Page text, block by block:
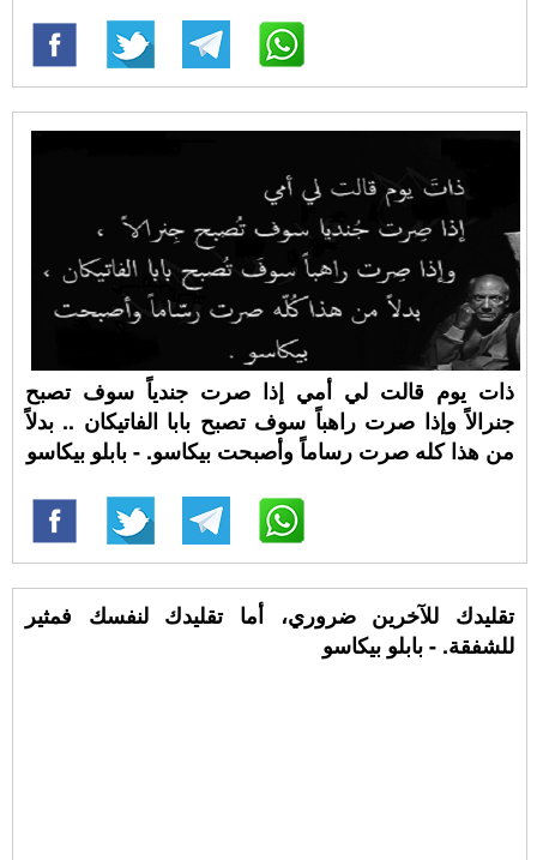
ذات يوم قالت لي أمي إذا صرت جندياً سوف تصبح
جنرالاً وإذا صرت راهباً سوف تصبح بابا الفاتيكان .. بدلاً
من هذا كله صرت رساماً وأصبحت بيكاسو. - بابلو بيكاسو
تقليدك للآخرين ضروري، أما تقليدك لنفسك فمثير
للشفقة. - بابلو بيكاسو